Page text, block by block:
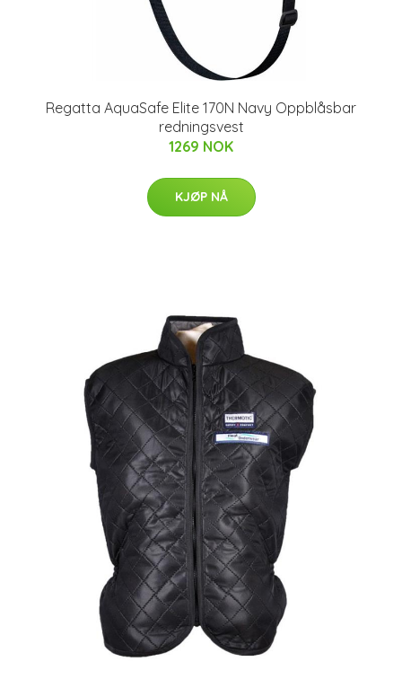
Regatta AquaSafe Elite 170N Navy Oppblåsbar
redningsvest
1269 NOK
KJØP NÅ